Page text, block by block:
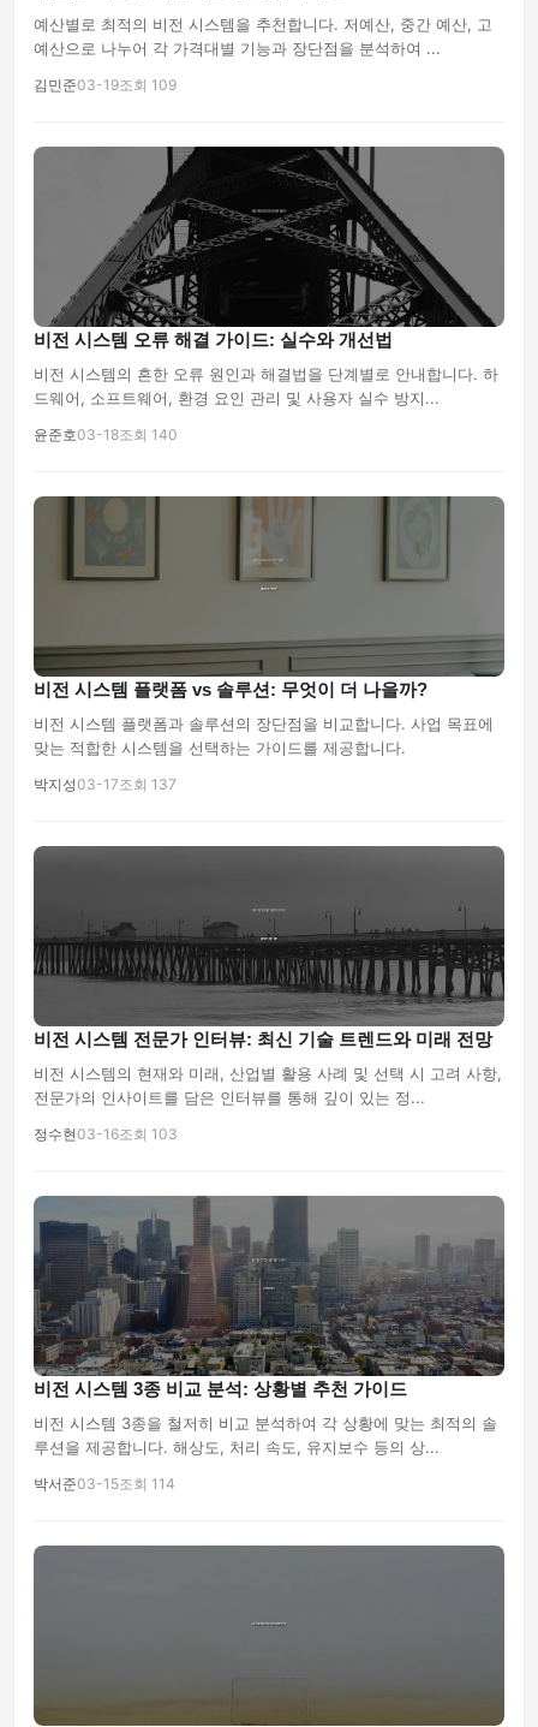
예산별로 최적의 비전 시스템을 추천합니다. 저예산, 중간 예산, 고
예산으로 나누어 각 가격대별 기능과 장단점을 분석하여 ...
김민준03-19조회 109
비전 시스템 오류 해결 가이드: 실수와 개선법
비전 시스템의 흔한 오류 원인과 해결법을 단계별로 안내합니다. 하
드웨어, 소프트웨어, 환경 요인 관리 및 사용자 실수 방지...
윤준호03-18조회 140
비전 시스템 플랫폼 vs 솔루션: 무엇이 더 나을까?
비전 시스템 플랫폼과 솔루션의 장단점을 비교합니다. 사업 목표에
맞는 적합한 시스템을 선택하는 가이드를 제공합니다.
박지성03-17조회 137
비전 시스템 전문가 인터뷰: 최신 기술 트렌드와 미래 전망
비전 시스템의 현재와 미래, 산업별 활용 사례 및 선택 시 고려 사항,
전문가의 인사이트를 담은 인터뷰를 통해 깊이 있는 정...
정수현03-16조회 103
비전 시스템 3종 비교 분석: 상황별 추천 가이드
비전 시스템 3종을 철저히 비교 분석하여 각 상황에 맞는 최적의 솔
루션을 제공합니다. 해상도, 처리 속도, 유지보수 등의 상...
박서준03-15조회 114